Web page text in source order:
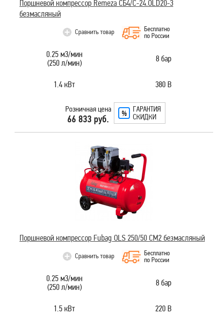
Поршневой компрессор Remeza СБ4/C-24.OLD20-3
безмасляный
Сравнить товар
Бесплатно
по России
0.25 м3/мин
(250 л/мин)
8 бар
1.4 кВт 380 В
Розничная цена
66 833 руб.
ГАРАНТИЯ
СКИДКИ
Поршневой компрессор Fubag OLS 250/50 CM2 безмасляный
Сравнить товар
Бесплатно
по России
0.25 м3/мин
(250 л/мин)
8 бар
1.5 кВт 220 В